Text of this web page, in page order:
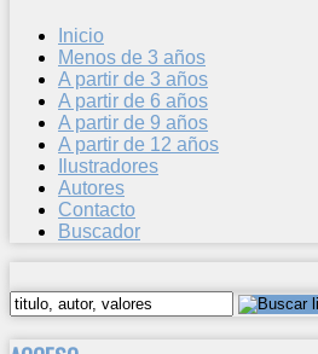
Inicio
Menos de 3 años
A partir de 3 años
A partir de 6 años
A partir de 9 años
A partir de 12 años
Ilustradores
Autores
Contacto
Buscador